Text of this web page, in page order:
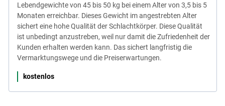
Lebendgewichte von 45 bis 50 kg bei einem Alter von 3,5 bis 5
Monaten erreichbar. Dieses Gewicht im angestrebten Alter
sichert eine hohe Qualität der Schlachtkörper. Diese Qualität
ist unbedingt anzustreben, weil nur damit die Zufriedenheit der
Kunden erhalten werden kann. Das sichert langfristig die
Vermarktungswege und die Preiserwartungen.
kostenlos